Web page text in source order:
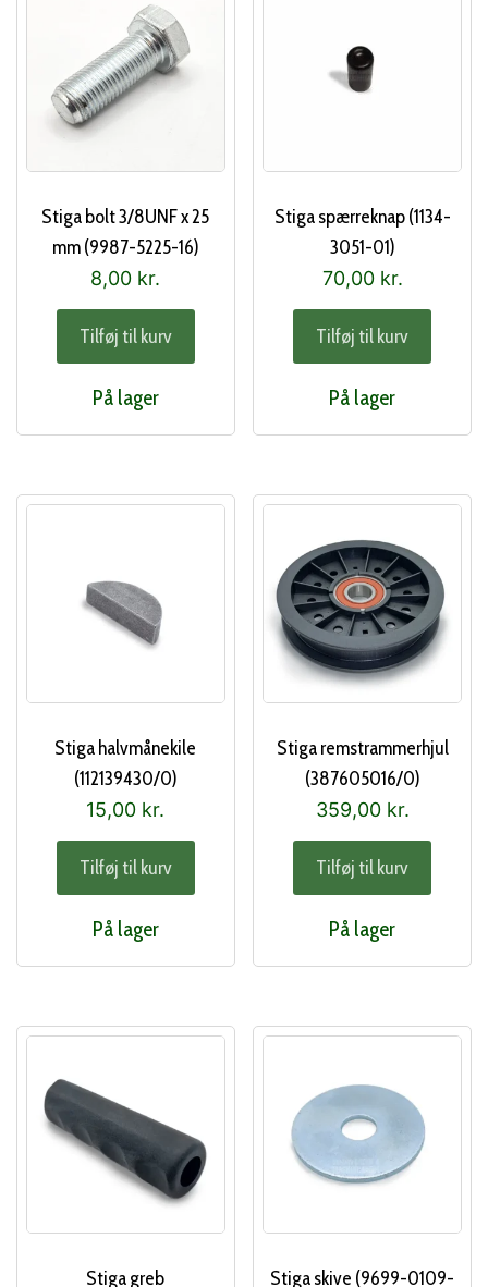
Stiga bolt 3/8UNF x 25
mm (9987-5225-16)
8,00 kr.
Tilføj til kurv
På lager
Stiga spærreknap (1134-
3051-01)
70,00 kr.
Tilføj til kurv
På lager
Stiga halvmånekile
(112139430/0)
15,00 kr.
Tilføj til kurv
På lager
Stiga remstrammerhjul
(387605016/0)
359,00 kr.
Tilføj til kurv
På lager
Stiga greb Stiga skive (9699-0109-